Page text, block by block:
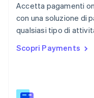
Accetta pagamenti
con una soluzione di
qualsiasi tipo di
Scopri Payments
English简体中文
Regno Unito
English
English
English